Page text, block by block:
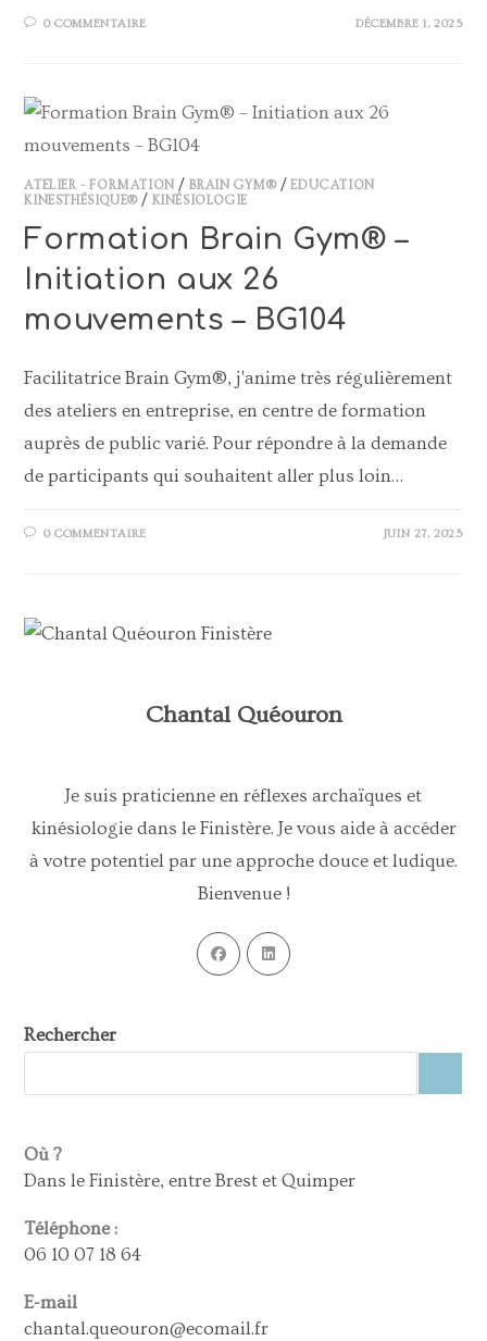
0 COMMENTAIRE DÉCEMBRE 1, 2025
ATELIER - FORMATION / BRAIN GYM®/EDUCATION
KINESTHÉSIQUE®/ KINÉSIOLOGIE
Formation Brain Gym® –
Initiation aux 26
mouvements – BG104
Facilitatrice Brain Gym®, j'anime très régulièrement
des ateliers en entreprise, en centre de formation
auprès de public varié. Pour répondre à la demande
de participants qui souhaitent aller plus loin…
0 COMMENTAIRE JUIN 27, 2025
Chantal Quéouron
Je suis praticienne en réflexes archaïques et
kinésiologie dans le Finistère. Je vous aide à accéder
à votre potentiel par une approche douce et ludique.
Bienvenue !
Rechercher
Où ?
Dans le Finistère, entre Brest et Quimper
Téléphone :
06 10 07 18 64
E-mail
chantal.queouron@ecomail.fr